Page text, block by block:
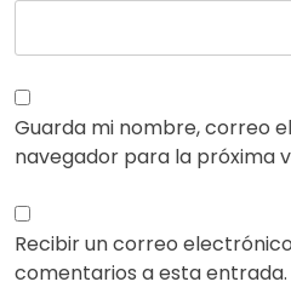
Guarda mi nombre, correo
navegador para la próxima
Recibir un correo
comentarios a esta entrada.